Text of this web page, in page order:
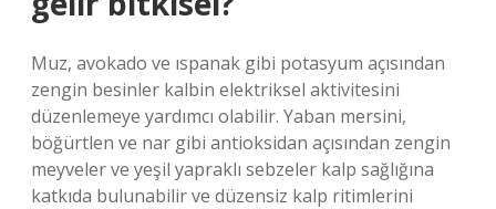
Muz, avokado ve ıspanak gibi potasyum açısından
zengin besinler kalbin elektriksel aktivitesini
düzenlemeye yardımcı olabilir. Yaban mersini,
böğürtlen ve nar gibi antioksidan açısından zengin
meyveler ve yeşil yapraklı sebzeler kalp sağlığına
katkıda bulunabilir ve düzensiz kalp ritimlerini